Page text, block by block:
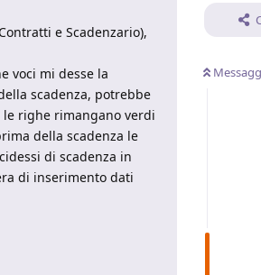
e Scadenzario),
voci mi desse la
scadenza, potrebbe
righe rimangano verdi
della scadenza le
di scadenza in
di inserimento dati